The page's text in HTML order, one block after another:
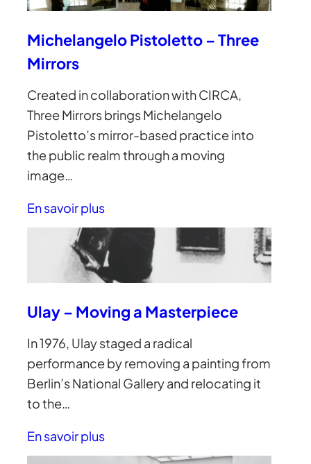
Michelangelo Pistoletto – Three
Mirrors
Created in collaboration with CIRCA,
Three Mirrors brings Michelangelo
Pistoletto’s mirror-based practice into
the public realm through a moving
image…
En savoir plus
Ulay – Moving a Masterpiece
In 1976, Ulay staged a radical
performance by removing a painting from
Berlin’s National Gallery and relocating it
to the…
En savoir plus